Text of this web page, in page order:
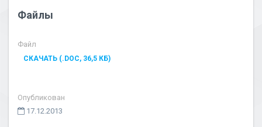
Файлы
Файл
СКАЧАТЬ (.DOC, 36,5 КБ)
Опубликован
17.12.2013